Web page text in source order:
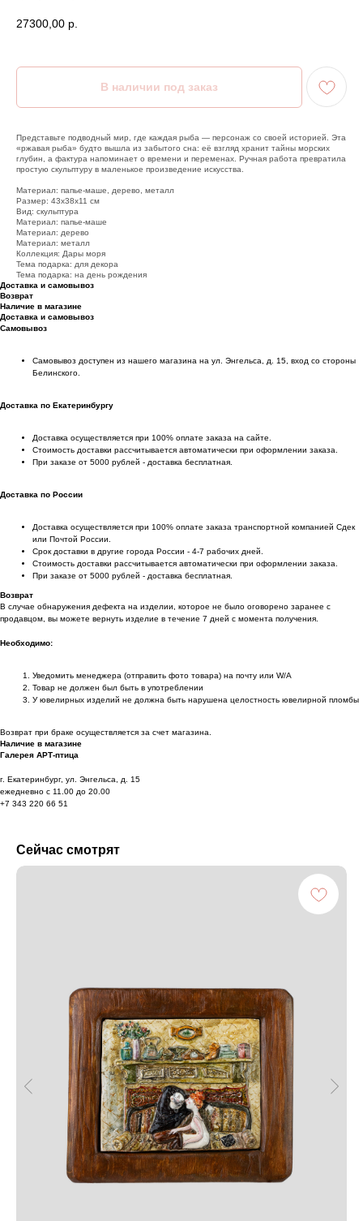
27300,00 р.
Представьте подводный мир, где каждая рыба — персонаж со своей историей. Эта
«ржавая рыба» будто вышла из забытого сна: её взгляд хранит тайны морских
глубин, а фактура напоминает о времени и переменах. Ручная работа превратила
простую скульптуру в маленькое произведение искусства.
Материал: папье-маше, дерево, металл
Размер: 43х38х11 см
Вид: скульптура
Материал: папье-маше
Материал: дерево
Материал: металл
Коллекция: Дары моря
Тема подарка: для декора
Тема подарка: на день рождения
Доставка и самовывоз
Возврат
Наличие в магазине
Доставка и самовывоз
Самовывоз
Самовывоз доступен из нашего магазина на ул. Энгельса, д. 15, вход со стороны
Белинского.
Доставка по Екатеринбургу
Доставка осуществляется при 100% оплате заказа на сайте.
Стоимость доставки рассчитывается автоматически при оформлении заказа.
При заказе от 5000 рублей - доставка бесплатная.
Доставка по России
Доставка осуществляется при 100% оплате заказа транспортной компанией Сдек
или Почтой России.
Срок доставки в другие города России - 4-7 рабочих дней.
Стоимость доставки рассчитывается автоматически при оформлении заказа.
При заказе от 5000 рублей - доставка бесплатная.
Возврат
В случае обнаружения дефекта на изделии, которое не было оговорено заранее с
продавцом, вы можете вернуть изделие в течение 7 дней с момента получения.
Необходимо:
Уведомить менеджера (отправить фото товара) на почту или W/А
Товар не должен был быть в употреблении
У ювелирных изделий не должна быть нарушена целостность ювелирной пломбы
Возврат при браке осуществляется за счет магазина.
Наличие в магазине
Галерея АРТ-птица
г. Екатеринбург, ул. Энгельса, д. 15
ежедневно с 11.00 до 20.00
+7 343 220 66 51
Сейчас смотрят